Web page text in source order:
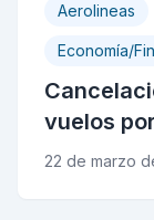
Aerolineas
Economía/
vuelos
22 de marzo